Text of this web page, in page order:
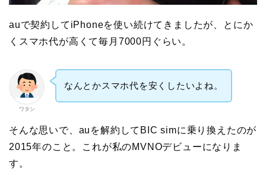
auで契約してiPhoneを使い続けてきましたが、とにか
くスマホ代が高くて毎月7000円ぐらい。
ワタシ
なんとかスマホ代を安くしたいよね。
そんな思いで、auを解約してBIC simに乗り換えたのが
2015年のこと。これが私のMVNOデビューになりま
す。